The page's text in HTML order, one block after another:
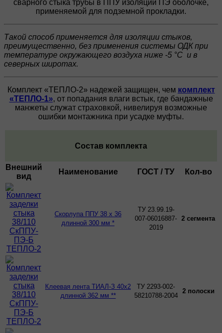
сварного стыка трубы в ППУ изоляции ПЭ оболочке,
применяемой для подземной прокладки.
Такой способ применяется для изоляции стыков,
преимущественно, без применения системы ОДК при
температуре окружающего воздуха ниже -5 °C и в
северных широтах.
Комплект «ТЕПЛО-2» надежей защищен, чем комплект
«ТЕПЛО-1», от попадания влаги встык, где бандажные
манжеты служат страховкой, нивелируя возможные
ошибки монтажника при усадке муфты.
Состав комплекта
Внешний
вид
Наименование ГОСТ / ТУ Кол-во
Скорлупа ППУ 38 х 36
длинной 300 мм *
ТУ 23.99.19-
007-06016887-
2019
2 сегмента
Клеевая лента ТИАЛ-З 40х2
длинной 362 мм **
ТУ 2293-002-
58210788-2004
2 полоски